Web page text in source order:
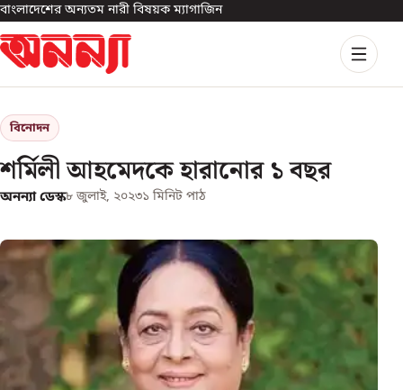
বাংলাদেশের অন্যতম নারী বিষয়ক ম্যাগাজিন
বিনোদন
শর্মিলী আহমেদকে হারানোর ১ বছর
অনন্যা ডেস্ক৮ জুলাই, ২০২৩১ মিনিট পাঠ